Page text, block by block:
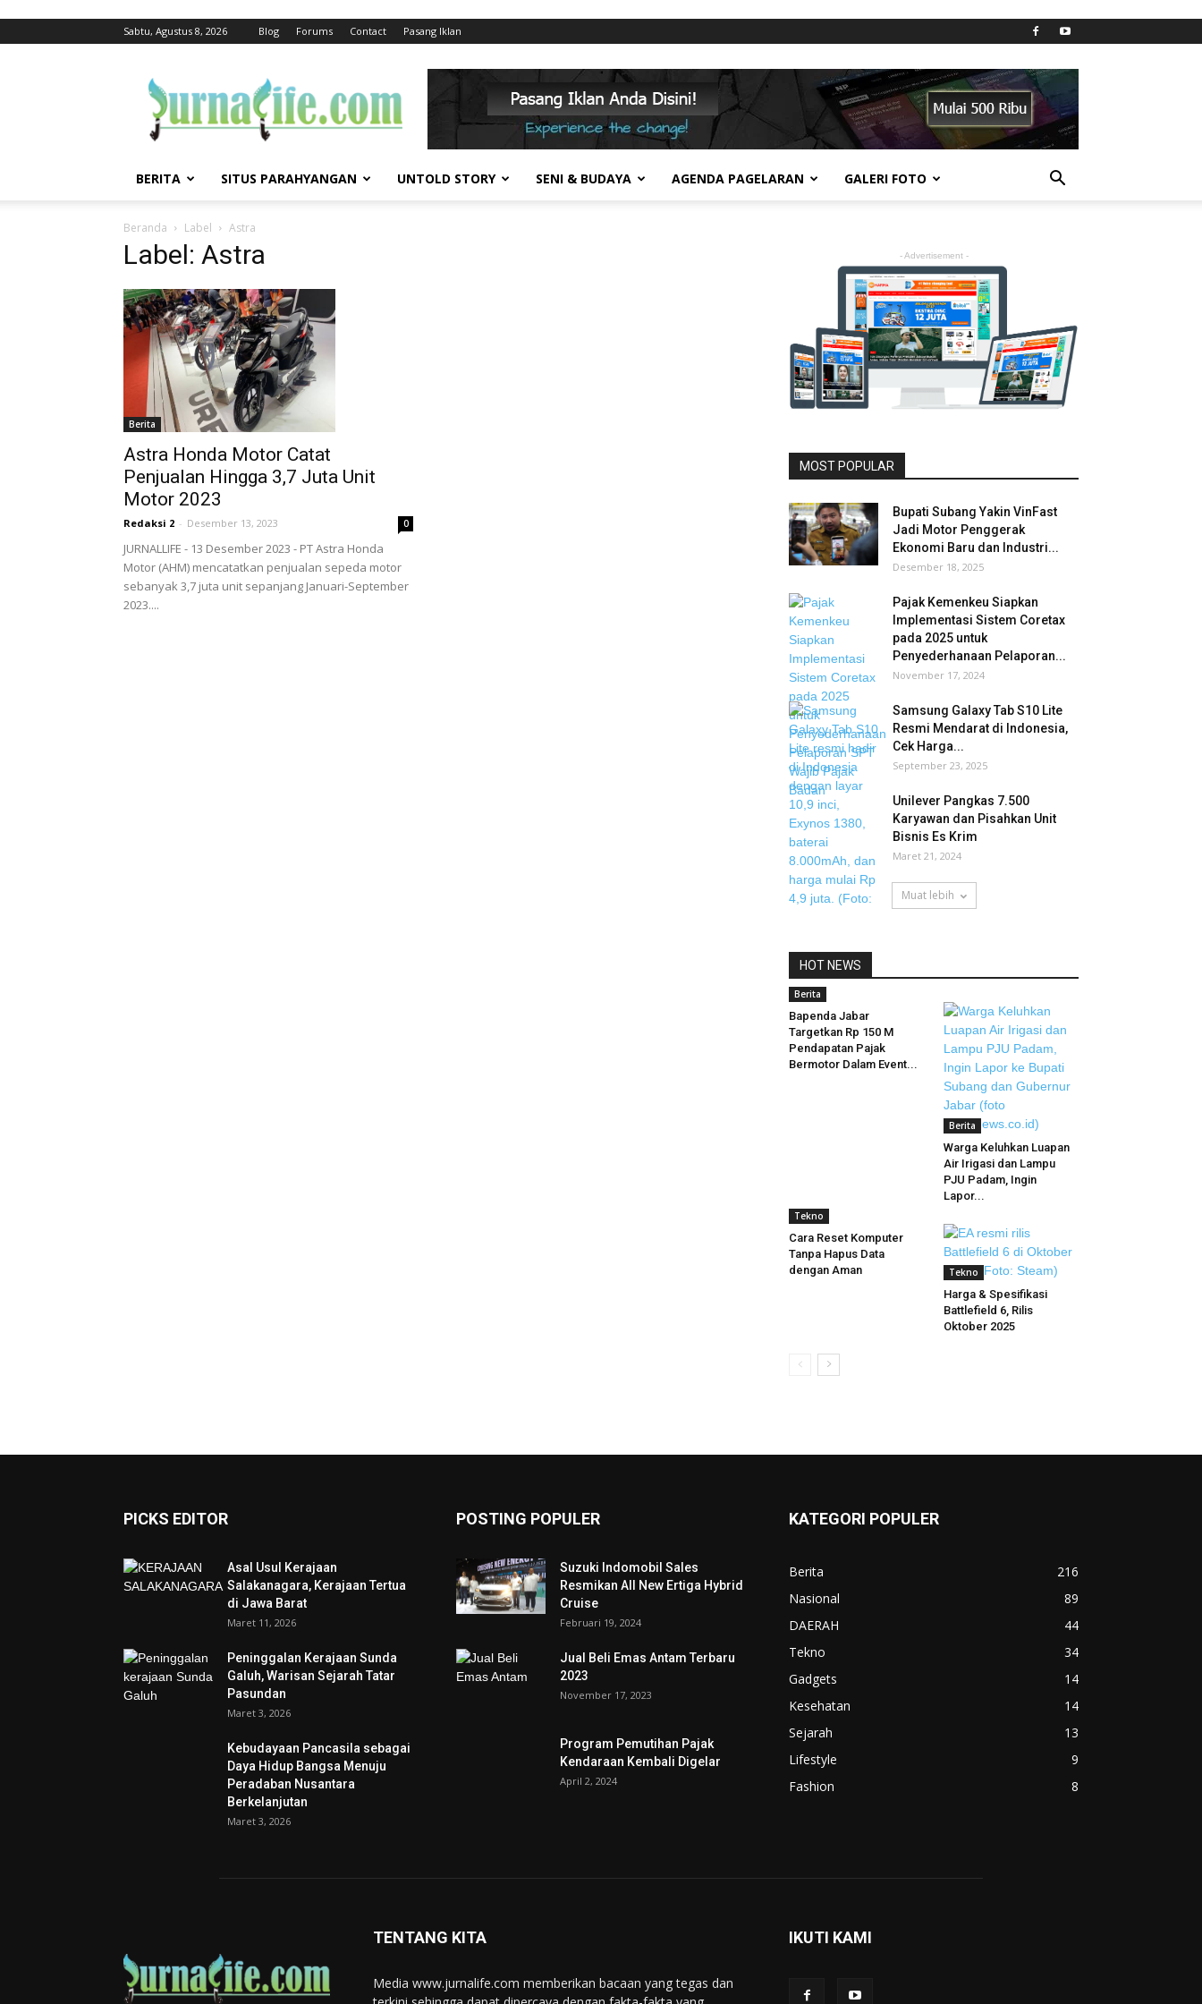
Sabtu, Agustus 8, 2026 Blog Forums Contact Pasang Iklan
BERITA SITUS PARAHYANGAN UNTOLD STORY SENI & BUDAYA AGENDA PAGELARAN GALERI FOTO
Beranda Label Astra
Label: Astra
Berita
Astra Honda Motor Catat
Penjualan Hingga 3,7 Juta Unit
Motor 2023
Redaksi 2 - Desember 13, 2023 0
JURNALLIFE - 13 Desember 2023 - PT Astra Honda
Motor (AHM) mencatatkan penjualan sepeda motor
sebanyak 3,7 juta unit sepanjang Januari-September
2023....
- Advertisement -
MOST POPULAR
Bupati Subang Yakin VinFast
Jadi Motor Penggerak
Ekonomi Baru dan Industri...
Desember 18, 2025
Pajak Kemenkeu Siapkan
Implementasi Sistem Coretax
pada 2025 untuk
Penyederhanaan Pelaporan...
November 17, 2024
Samsung Galaxy Tab S10 Lite
Resmi Mendarat di Indonesia,
Cek Harga...
September 23, 2025
Unilever Pangkas 7.500
Karyawan dan Pisahkan Unit
Bisnis Es Krim
Maret 21, 2024
Muat lebih
HOT NEWS
Berita
Bapenda Jabar
Targetkan Rp 150 M
Pendapatan Pajak
Bermotor Dalam Event...
Berita
Warga Keluhkan Luapan
Air Irigasi dan Lampu
PJU Padam, Ingin
Lapor...
Tekno
Cara Reset Komputer
Tanpa Hapus Data
dengan Aman
Tekno
Harga & Spesifikasi
Battlefield 6, Rilis
Oktober 2025
PICKS EDITOR
Asal Usul Kerajaan
Salakanagara, Kerajaan Tertua
di Jawa Barat
Maret 11, 2026
Peninggalan Kerajaan Sunda
Galuh, Warisan Sejarah Tatar
Pasundan
Maret 3, 2026
Kebudayaan Pancasila sebagai
Daya Hidup Bangsa Menuju
Peradaban Nusantara
Berkelanjutan
Maret 3, 2026
POSTING POPULER
Suzuki Indomobil Sales
Resmikan All New Ertiga Hybrid
Cruise
Februari 19, 2024
Jual Beli Emas Antam Terbaru
2023
November 17, 2023
Program Pemutihan Pajak
Kendaraan Kembali Digelar
April 2, 2024
KATEGORI POPULER
Berita
216
Nasional
89
DAERAH
44
Tekno
34
Gadgets
14
Kesehatan
14
Sejarah
13
Lifestyle
9
Fashion
8
TENTANG KITA
Media www.jurnalife.com memberikan bacaan yang tegas dan
IKUTI KAMI